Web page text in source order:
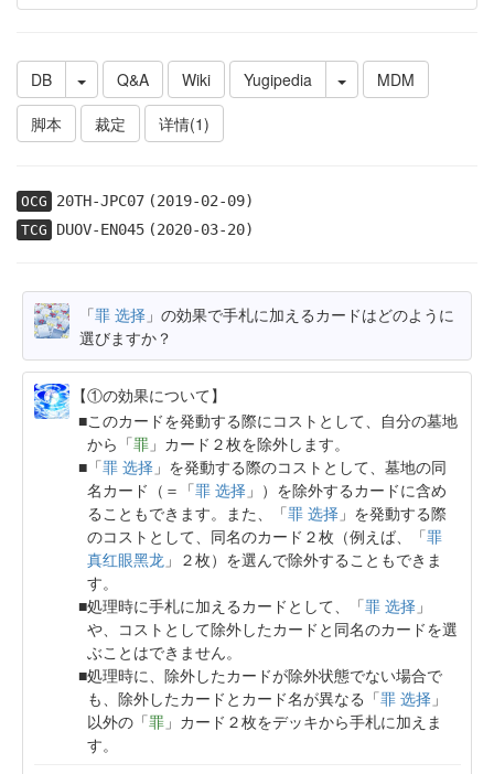
DB Q&A Wiki Yugipedia
MDM
脚本
裁定 详情(1)
OCG 20TH-JPC07(2019-02-09)
TCG DUOV-EN045(2020-03-20)
「罪 选择 」の効果で手札に加えるカードはどのように
選びますか？
【①の効果について】
このカードを発動する際にコストとして、自分の墓地
から「罪 」カード２枚を除外します。
「罪 选择 」を発動する際のコストとして、墓地の同
名カード（＝「罪 选择 」）を除外するカードに含め
ることもできます。また、「罪 选择 」を発動する際
のコストとして、同名のカード２枚（例えば、「罪
真红眼黑龙 」２枚）を選んで除外することもできま
す。
処理時に手札に加えるカードとして、「罪 选择 」
や、コストとして除外したカードと同名のカードを選
ぶことはできません。
処理時に、除外したカードが除外状態でない場合で
も、除外したカードとカード名が異なる「罪 选择 」
以外の「罪 」カード２枚をデッキから手札に加えま
す。